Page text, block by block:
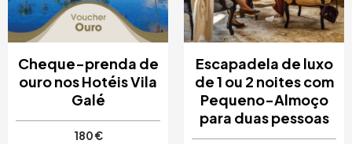
Cheque-prenda de
ouro nos Hotéis Vila
Galé
180 €
Escapadela de luxo
de 1 ou 2 noites com
Pequeno-Almoço
para duas pessoas